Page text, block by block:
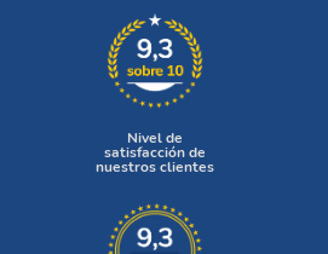
Nivel de
satisfacción de
nuestros clientes